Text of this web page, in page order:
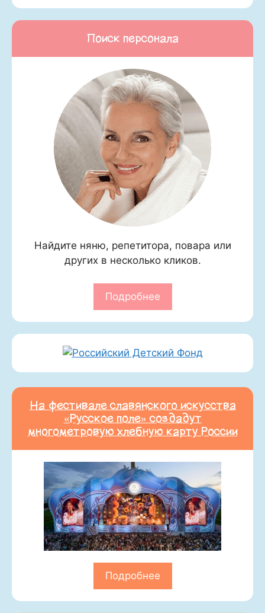
Поиск персонала
Найдите няню, репетитора, повара или
других в несколько кликов.
Подробнее
На фестивале славянского искусства
«Русское поле» создадут
многометровую хлебную карту России
Подробнее